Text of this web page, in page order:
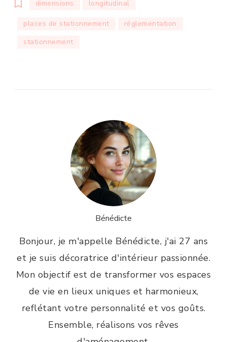
dimensions longitudinal
places de stationnement
réglementation
stationnement
Bénédicte
Bonjour, je m'appelle Bénédicte, j'ai 27 ans
et je suis décoratrice d'intérieur passionnée.
Mon objectif est de transformer vos espaces
de vie en lieux uniques et harmonieux,
reflétant votre personnalité et vos goûts.
Ensemble, réalisons vos rêves